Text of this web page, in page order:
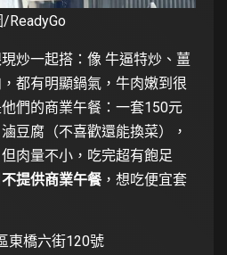
/ReadyGo
炒一起搭：像 牛逼特炒、薑
都有明顯鍋氣，牛肉嫩到很
們的商業午餐：一套150元
豆腐（不喜歡還能換菜），
肉量不小，吃完超有飽足
提供商業午餐，想吃便宜套
東橋六街120號